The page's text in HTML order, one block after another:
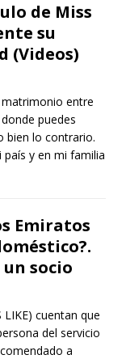
de Miss
su
(Videos)
entre
puedes
bien lo contrario.
país y en mi familia
Emiratos
un socio
LIKE) cuentan que
del servicio
a